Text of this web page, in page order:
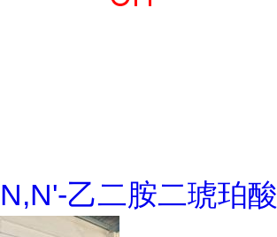
N,N'-乙二胺二琥珀酸